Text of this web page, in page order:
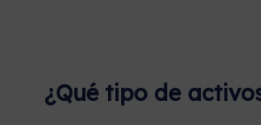
¿Qué tipo de